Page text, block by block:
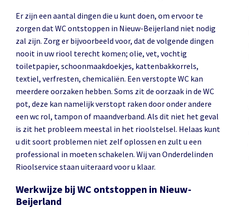
Er zijn een aantal dingen die u kunt doen, om ervoor te
zorgen dat WC ontstoppen in Nieuw-Beijerland niet nodig
zal zijn. Zorg er bijvoorbeeld voor, dat de volgende dingen
nooit in uw riool terecht komen; olie, vet, vochtig
toiletpapier, schoonmaakdoekjes, kattenbakkorrels,
textiel, verfresten, chemicaliën. Een verstopte WC kan
meerdere oorzaken hebben. Soms zit de oorzaak in de WC
pot, deze kan namelijk verstopt raken door onder andere
een wc rol, tampon of maandverband. Als dit niet het geval
is zit het probleem meestal in het rioolstelsel. Helaas kunt
u dit soort problemen niet zelf oplossen en zult u een
professional in moeten schakelen. Wij van Onderdelinden
Rioolservice staan uiteraard voor u klaar.
Werkwijze bij WC ontstoppen in Nieuw-
Beijerland